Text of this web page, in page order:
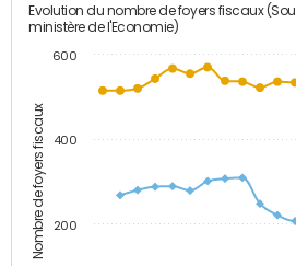
Nombre de foyers fiscaux
Evolution du nombre de foyers fiscaux
ministère de l'Economie)
200
400
600